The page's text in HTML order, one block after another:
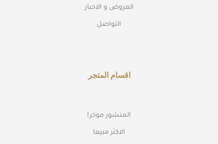
العروض و الاخبار
التواصل
اقسام المتجر
المنشور موخرا
الاكثر مبيعا